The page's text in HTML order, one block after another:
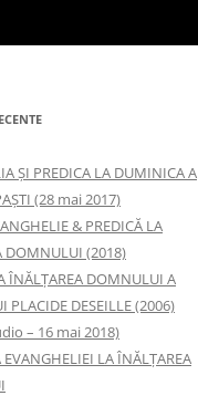
ȘI PREDICA LA DUMINICA A
(28 mai 2017)
& PREDICĂ LA
DOMNULUI (2018)
ÎNĂLŢAREA DOMNULUI A
PLACIDE DESEILLE (2006)
– 16 mai 2018)
EVANGHELIEI LA ÎNĂLŢAREA